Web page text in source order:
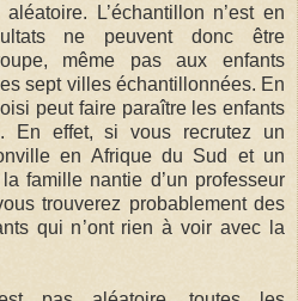
L’échantillon n’est en
ne peuvent donc être
même pas aux enfants
sept villes échantillonnées. En
peut faire paraître les enfants
En effet, si vous recrutez un
en Afrique du Sud et un
famille nantie d’un professeur
trouverez probablement des
qui n’ont rien à voir avec la